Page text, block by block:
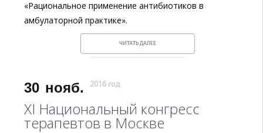
«Рациональное применение антибиотиков в
амбулаторной практике».
ЧИТАТЬ ДАЛЕЕ
30 нояб. 2016 год
XI Национальный конгресс
терапевтов в Москве